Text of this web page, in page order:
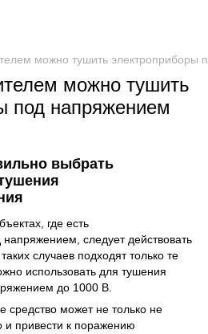
можно тушить электроприборы
можно тушить
под напряжением
выбрать
где есть
следует действовать
случаев подходят только те
использовать для тушения
до 1000 В.
средство может не только не
и привести к поражению